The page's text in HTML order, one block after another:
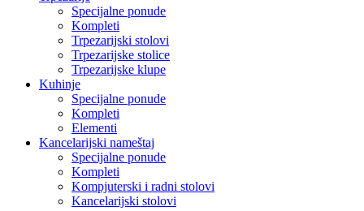
Specijalne ponude
Kompleti
Trpezarijski stolovi
Trpezarijske stolice
Trpezarijske klupe
Kuhinje
Specijalne ponude
Kompleti
Elementi
Kancelarijski nameštaj
Specijalne ponude
Kompleti
Kompjuterski i radni stolovi
Kancelarijski stolovi